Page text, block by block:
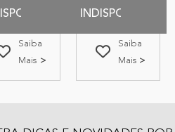
Saiba
Mais
INDISPONIVEL
Saiba
Mais